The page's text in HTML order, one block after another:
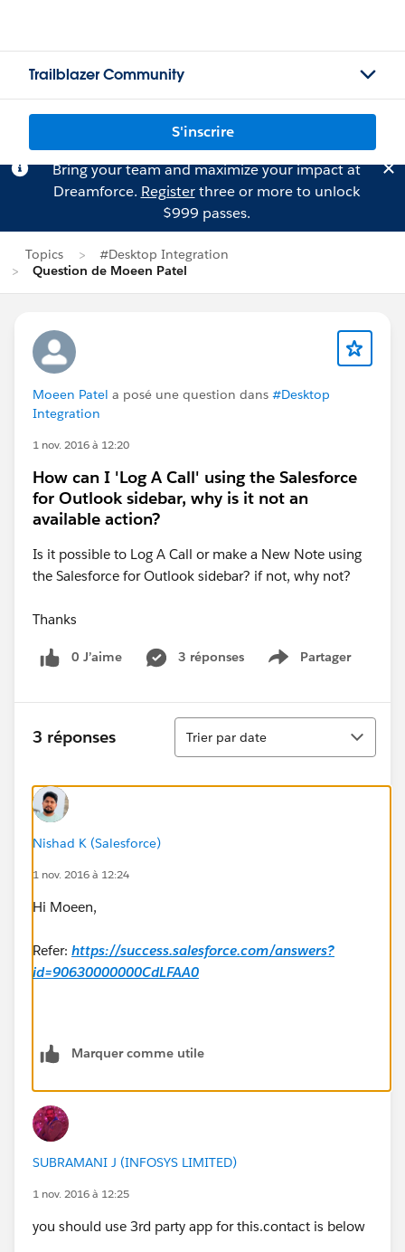
Trailblazer Community
S'inscrire
Bring your team and maximize your impact at
Dreamforce. Registerthree or more to unlock
$999 passes.
Topics
#Desktop Integration
Question de Moeen Patel
Moeen Patel a posé une question dans #Desktop
Integration
1 nov. 2016 à 12:20
How can I 'Log A Call' using the Salesforce
for Outlook sidebar, why is it not an
available action?
Is it possible to Log A Call or make a New Note using
the Salesforce for Outlook sidebar? if not, why not?
Thanks
0 J’aime 3 réponses Partager
Show menu
3 réponses
Tri
Trier par date
Nishad K (Salesforce)
1 nov. 2016 à 12:24
Hi Moeen,
Refer: https://success.salesforce.com/answers?
id=90630000000CdLFAA0
Marquer comme utile
SUBRAMANI J (INFOSYS LIMITED)
1 nov. 2016 à 12:25
you should use 3rd party app for this.contact is below